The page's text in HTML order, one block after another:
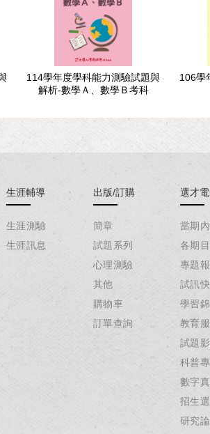
114學年度學科能力測驗試題與
解析-數學Ａ、數學Ｂ考科
106學
生涯輔導
生涯測驗
生涯訊息
出版/訂購
簡章
試題系列
心理測驗
其他
購物車
訂單查詢
選才
當期
各期
專題
試訊
學習
教育
試題
科普
數字
招生
研究